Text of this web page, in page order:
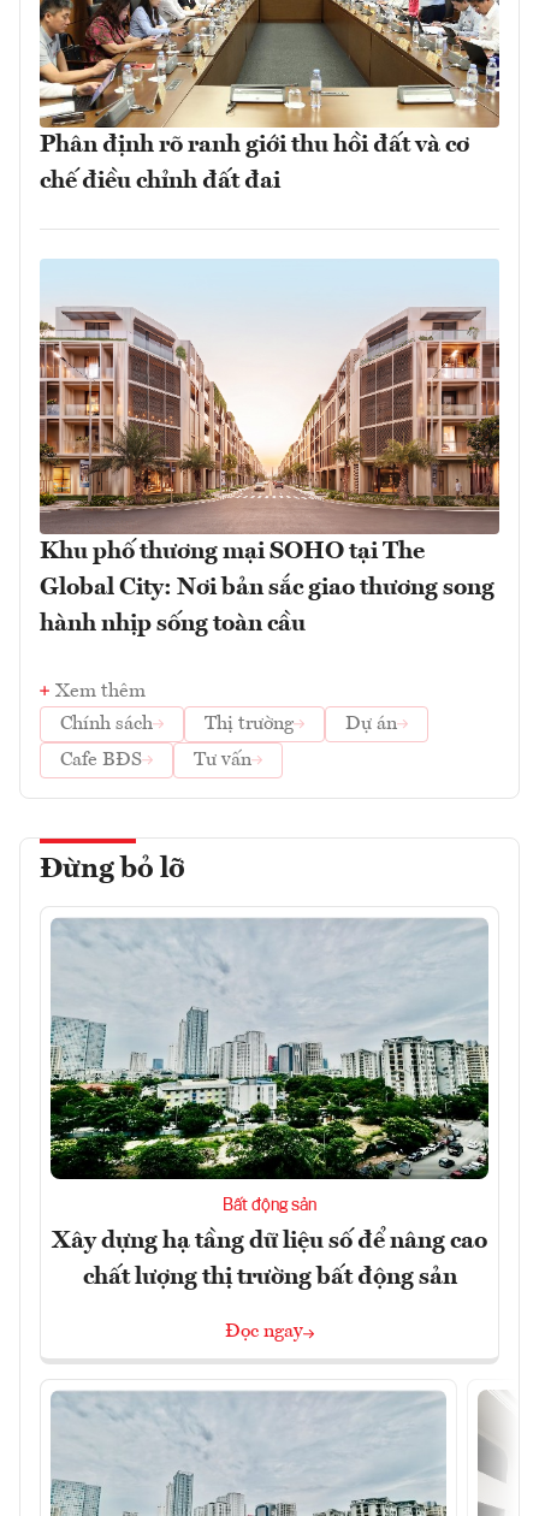
Phân định rõ ranh giới thu hồi đất và cơ
chế điều chỉnh đất đai
Khu phố thương mại SOHO tại The
Global City: Nơi bản sắc giao thương song
hành nhịp sống toàn cầu
Xem thêm
Chính sách
Thị trường
Dự án
Cafe BĐS
Tư vấn
Đừng bỏ lỡ
Bất động sản
Xây dựng hạ tầng dữ liệu số để nâng cao
chất lượng thị trường bất động sản
Đọc ngay